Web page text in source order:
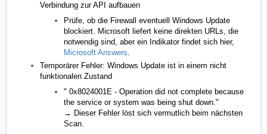
Verbindung zur API aufbauen
Prüfe, ob die Firewall eventuell Windows Update
blockiert. Microsoft liefert keine direkten URLs, die
notwendig sind, aber ein Indikator findet sich hier,
Microsoft Answers.
Temporärer Fehler: Windows Update ist in einem nicht
funktionalen Zustand
" 0x8024001E - Operation did not complete because
the service or system was being shut down."
→ Dieser Fehler löst sich vermutlich beim nächsten
Scan.